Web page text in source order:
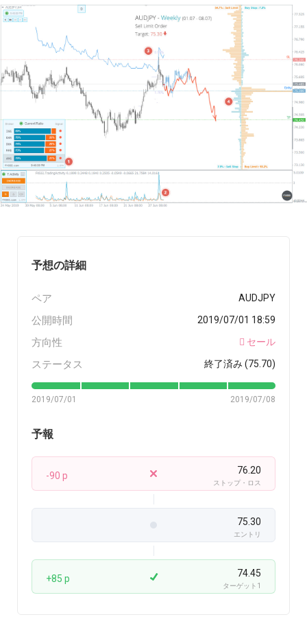
予想の詳細
ペア AUDJPY
公開時間 2019/07/01 18:59
方向性 セール
ステータス 終了済み (75.70)
2019/07/01 2019/07/08
予報
-90 p 76.20
ストップ・ロス
75.30
エントリ
+85 p 74.45
ターゲット1